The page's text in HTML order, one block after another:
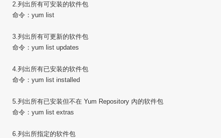
2.列出所有可安装的软件包
命令：yum list
3.列出所有可更新的软件包
命令：yum list updates
4.列出所有已安装的软件包
命令：yum list installed
5.列出所有已安装但不在 Yum Repository 內的软件包
命令：yum list extras
6.列出所指定的软件包